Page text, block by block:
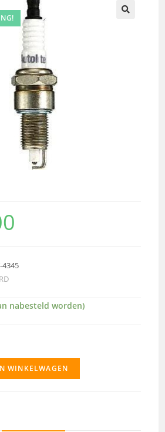
4345
nabesteld worden)
WINKELWAGEN